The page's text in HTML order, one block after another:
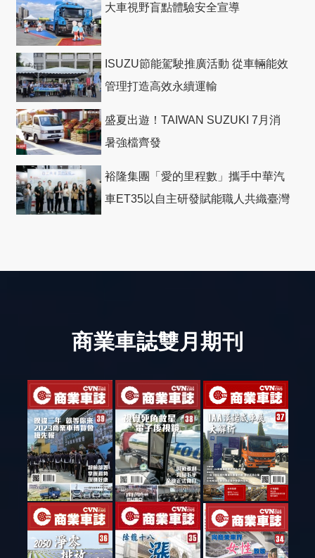
大車視野盲點體驗安全宣導
ISUZU節能駕駛推廣活動 從車輛能效
管理打造高效永續運輸
盛夏出遊！TAIWAN SUZUKI 7月消
暑強檔齊發
裕隆集團「愛的里程數」攜手中華汽
車ET35以自主研發賦能職人共織臺灣
商業車誌雙月期刊